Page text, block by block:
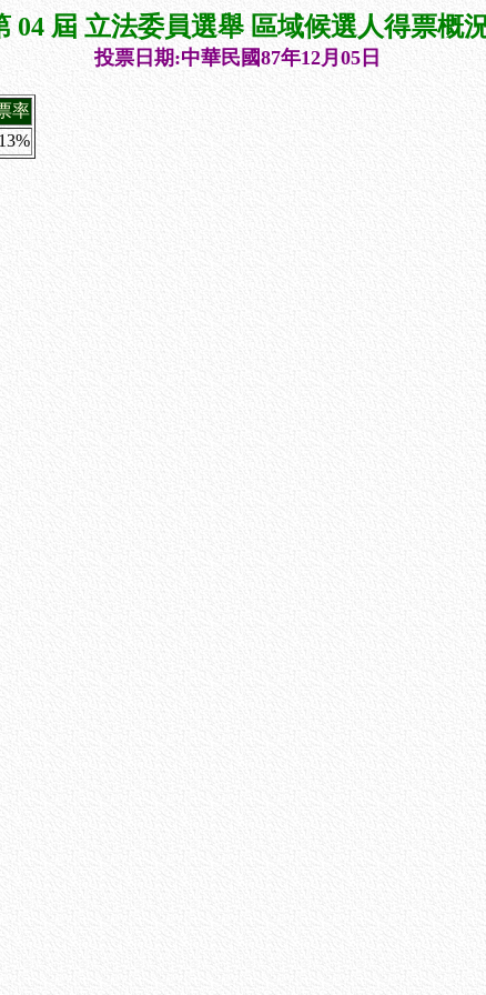
04 屆 立法委員選舉 區域候選人得票概
投票日期:中華民國87年12月05日
率